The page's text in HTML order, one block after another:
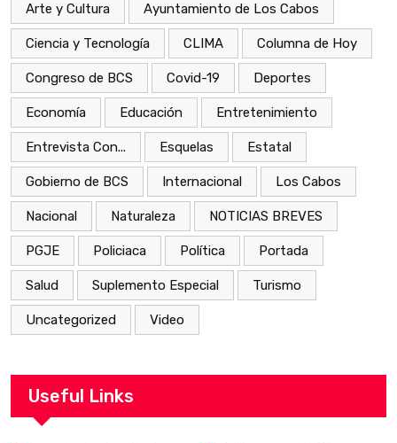
Arte y Cultura Ayuntamiento de Los Cabos
Ciencia y Tecnología CLIMA Columna de Hoy
Congreso de BCS Covid-19 Deportes
Economía Educación Entretenimiento
Entrevista Con... Esquelas Estatal
Gobierno de BCS Internacional Los Cabos
Nacional Naturaleza NOTICIAS BREVES
PGJE Policiaca Política Portada
Salud Suplemento Especial Turismo
Uncategorized Video
Useful Links